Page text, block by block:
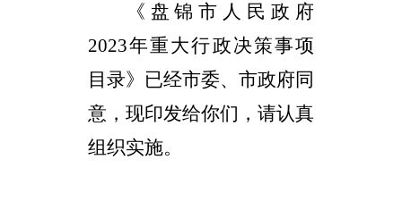
《盘锦市人民政府
2023年重大行政决策事项
目录》已经市委、市政府同
意，现印发给你们，请认真
组织实施。